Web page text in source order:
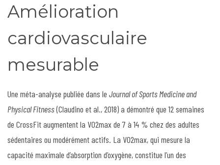
Amélioration
cardiovasculaire
mesurable
Une méta-analyse publiée dans le Journal of Sports Medicine and
Physical Fitness(Claudino et al., 2018) a démontré que 12 semaines
de CrossFit augmentent la VO2max de 7 à 14 % chez des adultes
sédentaires ou modérément actifs. La VO2max, qui mesure la
capacité maximale d’absorption d’oxygène, constitue l’un des